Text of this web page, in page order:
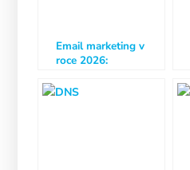
Email marketing v
roce 2026:
průvodce pro firmy